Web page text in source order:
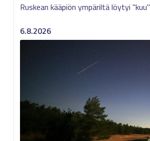
Ruskean kääpiön ympäriltä löytyi "kuu"
6.8.2026